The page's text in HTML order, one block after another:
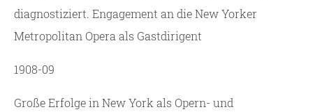
diagnostiziert. Engagement an die New Yorker
Metropolitan Opera als Gastdirigent
1908-09
Große Erfolge in New York als Opern- und